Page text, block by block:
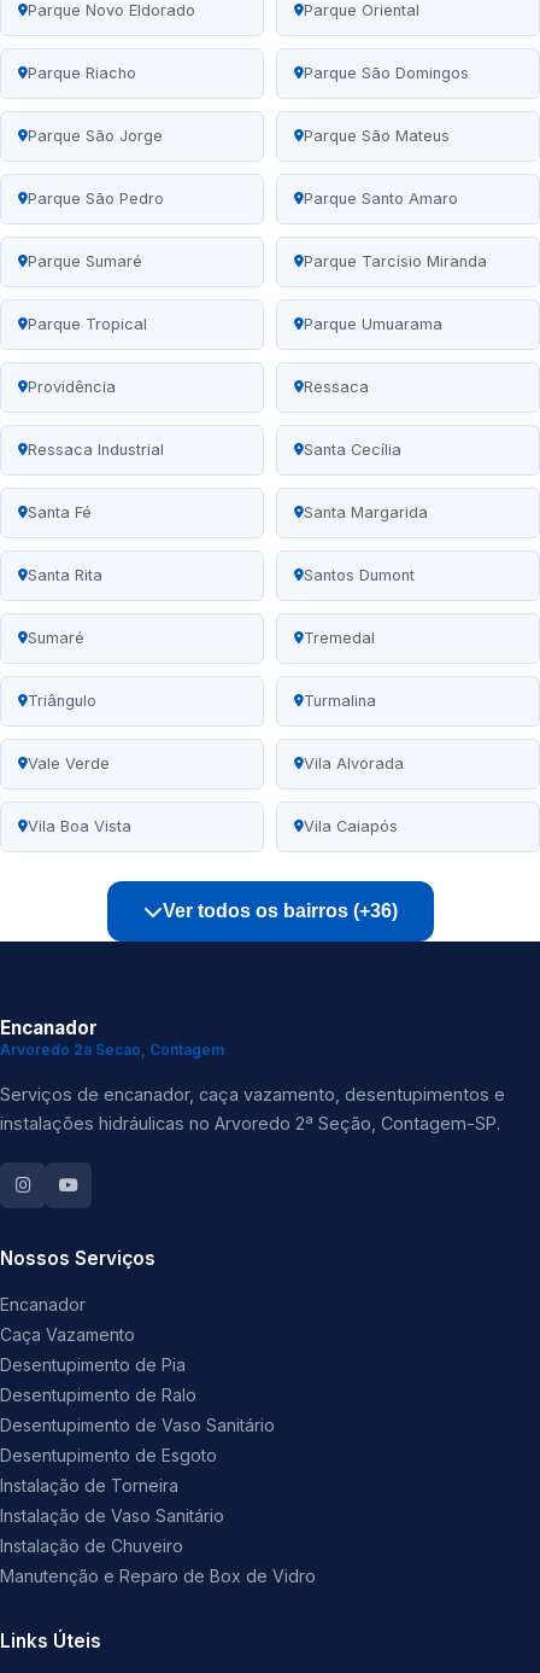
Parque Novo Eldorado Parque Oriental
Parque Riacho Parque São Domingos
Parque São Jorge Parque São Mateus
Parque São Pedro Parque Santo Amaro
Parque Sumaré Parque Tarcísio Miranda
Parque Tropical Parque Umuarama
Providência Ressaca
Ressaca Industrial Santa Cecília
Santa Fé Santa Margarida
Santa Rita Santos Dumont
Sumaré Tremedal
Triângulo Turmalina
Vale Verde Vila Alvorada
Vila Boa Vista Vila Caiapós
Ver todos os bairros (+36)
Encanador
Arvoredo 2a Secao, Contagem
Serviços de encanador, caça vazamento, desentupimentos e
instalações hidráulicas no Arvoredo 2ª Seção, Contagem-SP.
Nossos Serviços
Encanador
Caça Vazamento
Desentupimento de Pia
Desentupimento de Ralo
Desentupimento de Vaso Sanitário
Desentupimento de Esgoto
Instalação de Torneira
Instalação de Vaso Sanitário
Instalação de Chuveiro
Manutenção e Reparo de Box de Vidro
Links Úteis